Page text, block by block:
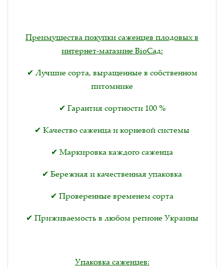
Преимущества покупки саженцев плодовых в
интернет-магазине BioСад:
✔ Лучшие сорта, выращенные в собственном
питомнике
✔ Гарантия сортности 100 %
✔ Качество саженца и корневой системы
✔ Маркировка каждого саженца
✔ Бережная и качественная упаковка
✔ Проверенные временем сорта
✔ Приживаемость в любом регионе Украины
Упаковка саженцев: